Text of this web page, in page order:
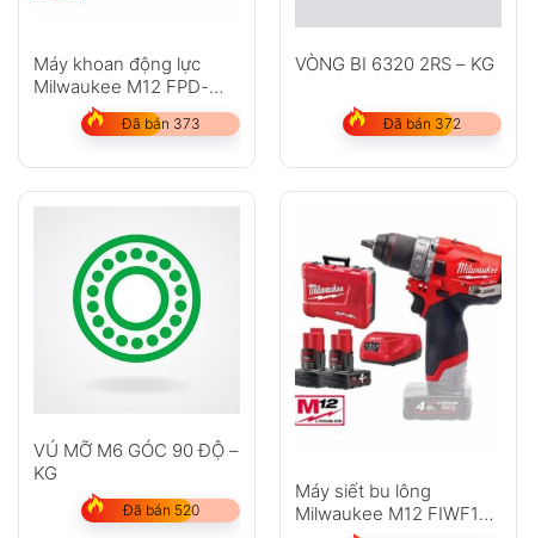
Máy khoan động lực
Milwaukee M12 FPD-
Đã bán 373
VÒNG BI 6320 2RS – KG
Đã bán 372
VÚ MỠ M6 GÓC 90 ĐỘ –
KG
Đã bán 520
Máy siết bu lông
Milwaukee M12 FIWF12-